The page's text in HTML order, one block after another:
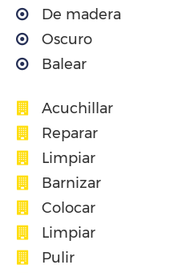
De madera
Oscuro
Balear
Acuchillar
Reparar
Limpiar
Barnizar
Colocar
Limpiar
Pulir